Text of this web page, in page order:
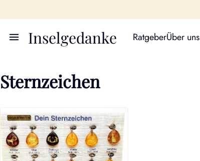
Inselgedanke RatgeberÜber uns
Sternzeichen